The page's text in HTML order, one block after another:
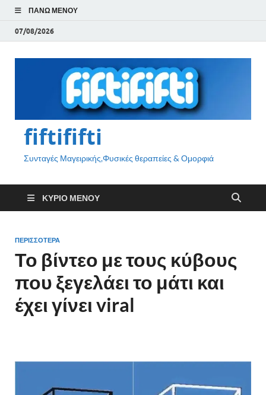
ΠΆΝΩ ΜΕΝΟΎ
07/08/2026
fiftififti
Συνταγές Μαγειρικής,Φυσικές θεραπείες & Ομορφιά
ΚΎΡΙΟ ΜΕΝΟΎ
ΠΕΡΙΣΣΟΤΕΡΑ
Το βίντεο με τους κύβους
που ξεγελάει το μάτι και
έχει γίνει viral